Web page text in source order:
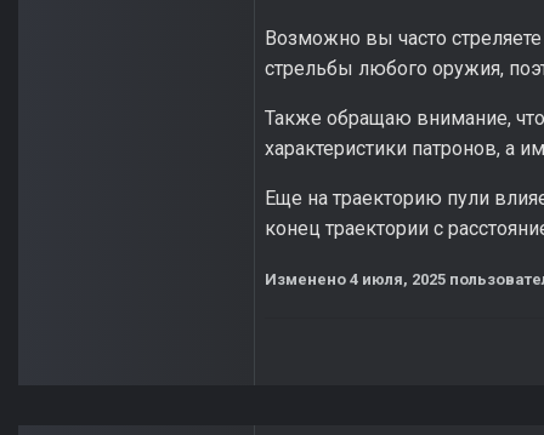
Возможно вы часто
стрельбы любого оружия,
Также обращаю внимание, что
характеристики патронов, а
Еще на траекторию пули
конец траектории с
Изменено 4 июля, 2025